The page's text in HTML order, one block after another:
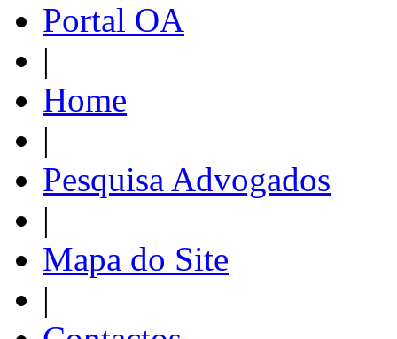
Portal OA
|
Home
|
Pesquisa Advogados
|
Mapa do Site
|